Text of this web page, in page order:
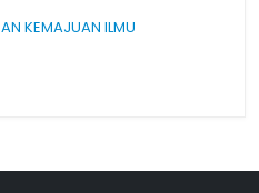
KEMAJUAN ILMU